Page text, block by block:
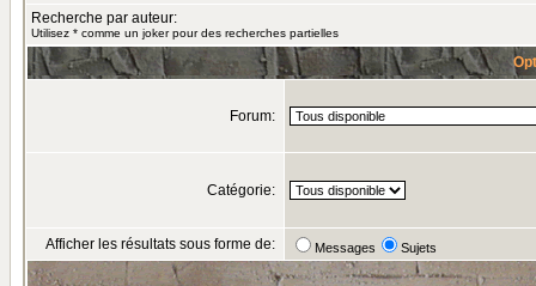
Recherche par auteur:
Utilisez * comme un joker pour des recherches partielles
Forum:
Catégorie:
Afficher les résultats sous forme de: Messages Sujets